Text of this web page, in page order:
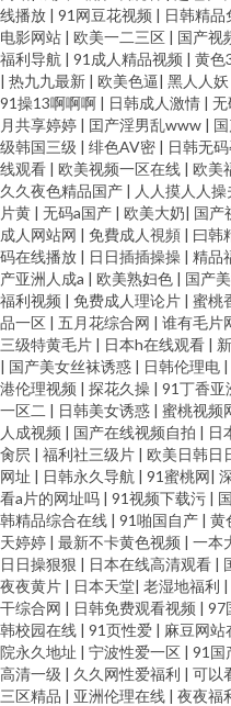
线播放 | 91网豆花视频 | 日韩精品
电影网站 | 欧美一二三区 | 国产视
福利导航 | 91成人精品视频 | 黄色
| 热九九最新 | 欧美色逼| 黑人人妖
91操13啊啊啊 | 日韩成人激情 | 无
月共享婷婷 | 囯产淫男乱www |
级韩国三级 | 绯色AV密 | 日韩无
线观看 | 欧美视频一区在线 | 欧美
久久夜色精品国产 | 人人摸人人操
片黄 | 无码a国产 | 欧美大奶| 国产
成人网站网 | 免費成人視頻 | 曰韩
码在线播放 | 日日插插操操 | 精品
产亚洲人成a | 欧美熟妇色 | 国产
福利视频 | 免费成人理论片 | 蜜桃
品一区 | 五月花综合网 | 谁有毛片
三级特黄毛片 | 日本h在线观看 |
| 国产美女丝袜诱惑 | 日韩伦理电 |
港伦理视频 | 探花久操 | 91丁香亚
一区二 | 日韩美女诱惑 | 蜜桃视频
人成视频 | 国产在线视频自拍 | 日
肏屄 | 福利社三级片 | 欧美日韩日
网址 | 日韩永久导航 | 91蜜桃网|
看a片的网址吗 | 91视频下载污 |
韩精品综合在线 | 91啪国自产 | 黄
天婷婷 | 最新不卡黄色视频 | 一本
日日操狠狠 | 日本在线高清观看 |
夜夜黄片 | 日本天堂| 老湿地福利 |
干综合网 | 日韩免费观看视频 | 97
韩校园在线 | 91页性爱 | 麻豆网站
院永久地址 | 宁波性爱一区 | 91国
高清一级 | 久久网性爱福利 | 可以
三区精品 | 亚洲伦理在线 | 夜夜福